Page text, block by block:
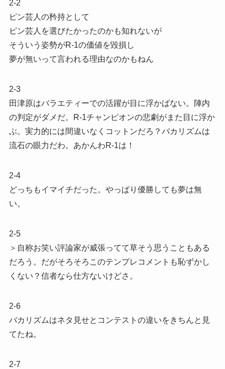
2-2
ピン芸人の矜持として
ピン芸人を選びたかったのかも知れないが
そういう姿勢がR-1の価値を毀損し
夢が無いって言われる理由なのかもねん
2-3
田津原はバラエティーでの活躍が目に浮かばない。陣内
の判定がダメだ。R-1チャンピオンの悲劇がまた目に浮か
ぶ。実力的には間違いなくコットンだろ？バカリズムは
流石の眼力だわ。あかんわR-1は！
2-4
どっちもイマイチだった。やっぱり優勝しても夢は無
い。
2-5
＞自称お笑い評論家が威張ってて草そう思うこともある
だろう。だがそろそろこのテンプレコメントも恥ずかし
くない？信者なら仕方ないけどさ。
2-6
バカリズムはネタ見せとコンテストの違いをきちんと見
てたね。
2-7